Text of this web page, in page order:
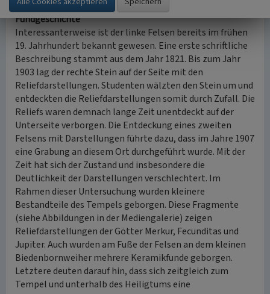
Fundgeschichte
Interessanterweise ist der linke Felsen bereits im frühen
19. Jahrhundert bekannt gewesen. Eine erste schriftliche
Beschreibung stammt aus dem Jahr 1821. Bis zum Jahr
1903 lag der rechte Stein auf der Seite mit den
Reliefdarstellungen. Studenten wälzten den Stein um und
entdeckten die Reliefdarstellungen somit durch Zufall. Die
Reliefs waren demnach lange Zeit unentdeckt auf der
Unterseite verborgen. Die Entdeckung eines zweiten
Felsens mit Darstellungen führte dazu, dass im Jahre 1907
eine Grabung an diesem Ort durchgeführt wurde. Mit der
Zeit hat sich der Zustand und insbesondere die
Deutlichkeit der Darstellungen verschlechtert. Im
Rahmen dieser Untersuchung wurden kleinere
Bestandteile des Tempels geborgen. Diese Fragmente
(siehe Abbildungen in der Mediengalerie) zeigen
Reliefdarstellungen der Götter Merkur, Fecunditas und
Jupiter. Auch wurden am Fuße der Felsen an dem kleinen
Biedenbornweiher mehrere Keramikfunde geborgen.
Letztere deuten darauf hin, dass sich zeitgleich zum
Tempel und unterhalb des Heiligtums eine